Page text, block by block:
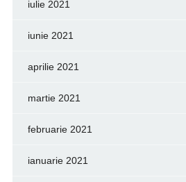
iulie 2021
iunie 2021
aprilie 2021
martie 2021
februarie 2021
ianuarie 2021